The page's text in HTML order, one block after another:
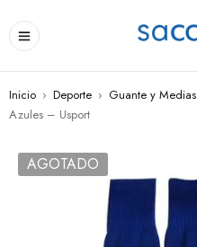
Inicio › Deporte › Guante y Medias
Azules – Usport
AGOTADO